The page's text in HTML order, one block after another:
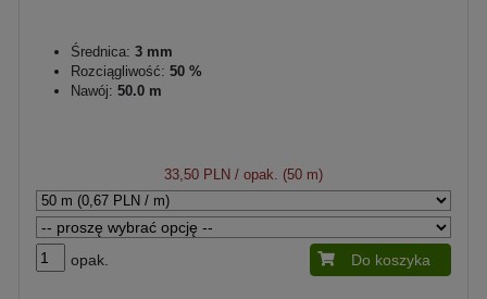
Średnica: 3 mm
Rozciągliwość: 50 %
Nawój: 50.0 m
33,50 PLN / opak. (50 m)
opak. Do koszyka